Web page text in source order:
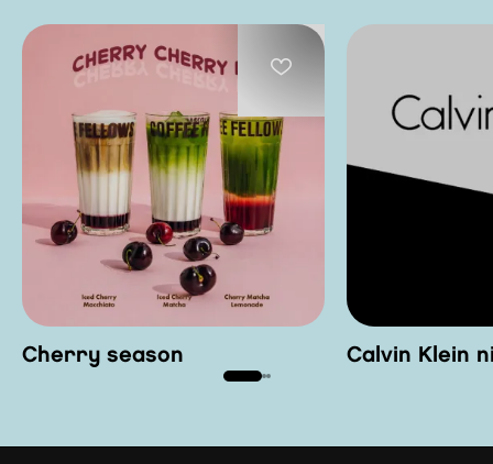
Cherry season Calvin Klein